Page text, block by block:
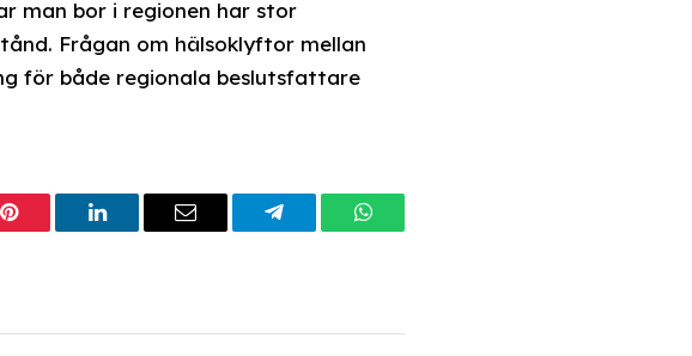
man bor i regionen har stor
Frågan om hälsoklyftor mellan
för både regionala beslutsfattare
PinterestLinkedInEmail TelegramWhatsApp